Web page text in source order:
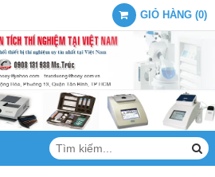
GIỎ HÀNG (0)